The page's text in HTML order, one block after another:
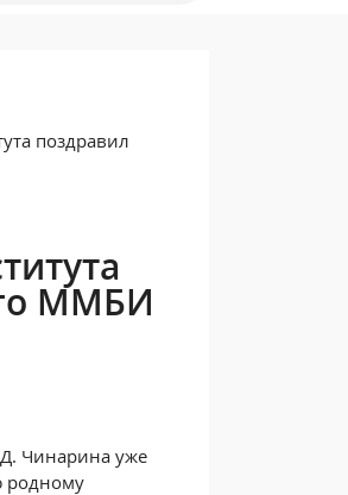
поздравил
ММБИ
Чинарина уже
родному